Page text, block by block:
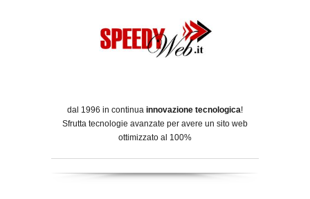
dal 1996 in continua innovazione tecnologica!
Sfrutta tecnologie avanzate per avere un sito web
ottimizzato al 100%